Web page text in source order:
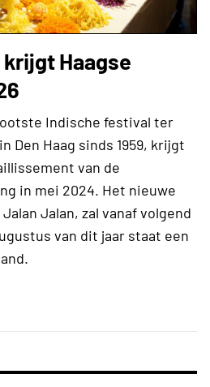
krijgt Haagse
Indische festival ter
Den Haag sinds 1959, krijgt
van de
in mei 2024. Het nieuwe
Jalan, zal vanaf volgend
van dit jaar staat een